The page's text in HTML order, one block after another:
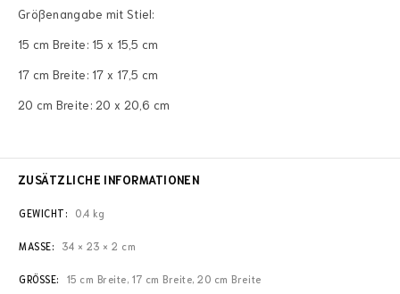
Größenangabe mit Stiel:
15 cm Breite: 15 x 15,5 cm
17 cm Breite: 17 x 17,5 cm
20 cm Breite: 20 x 20,6 cm
ZUSÄTZLICHE INFORMATIONEN
GEWICHT 0,4 kg
MASSE 34 × 23 × 2 cm
GRÖSSE 15 cm Breite, 17 cm Breite, 20 cm Breite